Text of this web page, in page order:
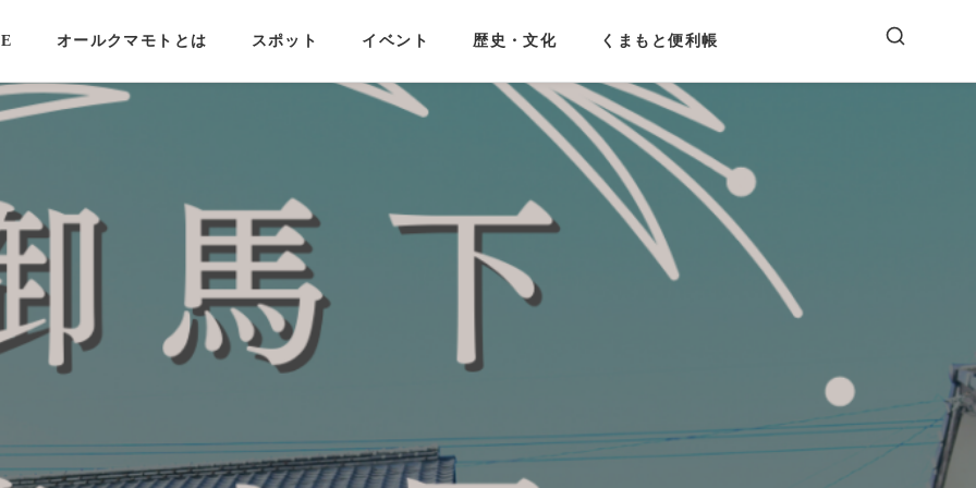
オールクマモトとは スポット イベント 歴史・文化 くまもと便利帳